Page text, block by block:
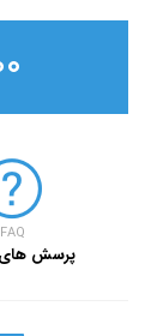
FAQ
پرسش های